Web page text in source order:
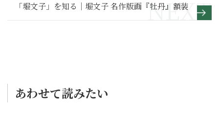
「堀文子」を知る｜堀文子 名作版画『牡丹』額装
あわせて読みたい